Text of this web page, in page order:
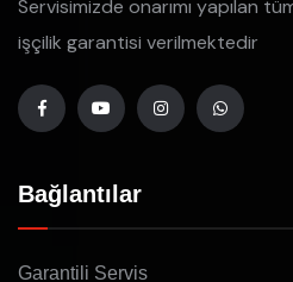
Servisimizde onarımı yapılan
işçilik garantisi verilmektedir
Bağlantılar
Garantili Servis